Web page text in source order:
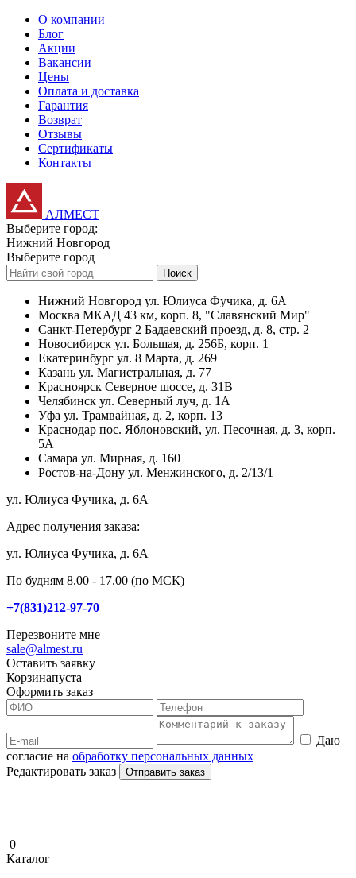
О компании
Блог
Акции
Вакансии
Цены
Оплата и доставка
Гарантия
Возврат
Отзывы
Сертификаты
Контакты
АЛМЕСТ
Выберите город:
Нижний Новгород
Выберите город
Поиск
Нижний Новгород ул. Юлиуса Фучика, д. 6А
Москва МКАД 43 км, корп. 8, "Славянский Мир"
Санкт-Петербург 2 Бадаевский проезд, д. 8, стр. 2
Новосибирск ул. Большая, д. 256Б, корп. 1
Екатеринбург ул. 8 Марта, д. 269
Казань ул. Магистральная, д. 77
Красноярск Северное шоссе, д. 31В
Челябинск ул. Северный луч, д. 1А
Уфа ул. Трамвайная, д. 2, корп. 13
Краснодар пос. Яблоновский, ул. Песочная, д. 3, корп.
5А
Самара ул. Мирная, д. 160
Ростов-на-Дону ул. Менжинского, д. 2/13/1
ул. Юлиуса Фучика, д. 6А
Адрес получения заказа:
ул. Юлиуса Фучика, д. 6А
По будням 8.00 - 17.00 (по МСК)
+7(831)212-97-70
Перезвоните мне
sale@almest.ru
Оставить заявку
Корзинапуста
Оформить заказ
Даю
согласие на обработку персональных данных
Редактировать заказ
Отправить заказ
0
Каталог